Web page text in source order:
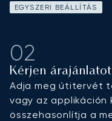
EGYSZERI BEÁLLÍTÁS
02
Kérjen
Adja meg útitervét
vagy az applikáción
összehasonlítja a